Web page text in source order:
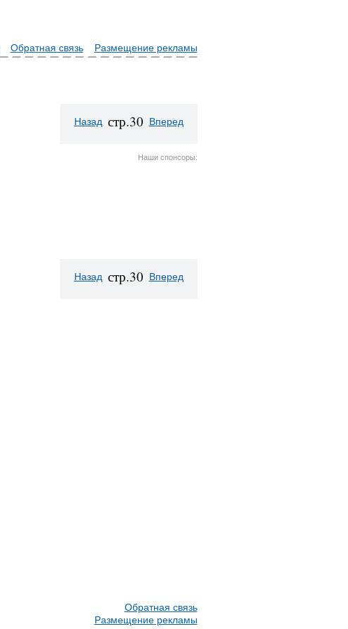
Обратная связь Размещение рекламы
Назад стр.30 Вперед
Наши спонсоры:
Назад стр.30 Вперед
Обратная связь
Размещение рекламы